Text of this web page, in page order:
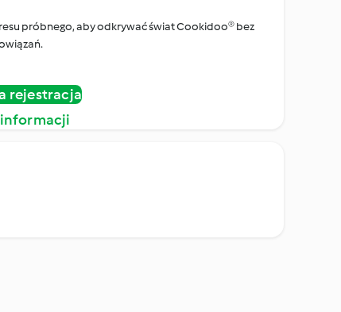
próbnego, aby odkrywać świat Cookidoo® bez
rejestracja